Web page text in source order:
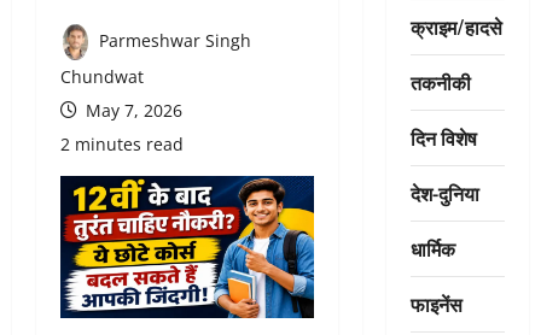
Parmeshwar Singh
Chundwat
May 7, 2026
2 minutes read
क्राइम/हादसे
तकनीकी
दिन विशेष
देश-दुनिया
धार्मिक
फाइनेंस